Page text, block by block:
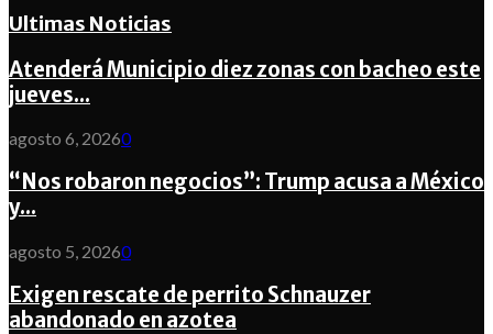
Ultimas Noticias
Atenderá Municipio diez zonas con bacheo este
jueves...
agosto 6, 20260
“Nos robaron negocios”: Trump acusa a México
y...
agosto 5, 20260
Exigen rescate de perrito Schnauzer
abandonado en azotea